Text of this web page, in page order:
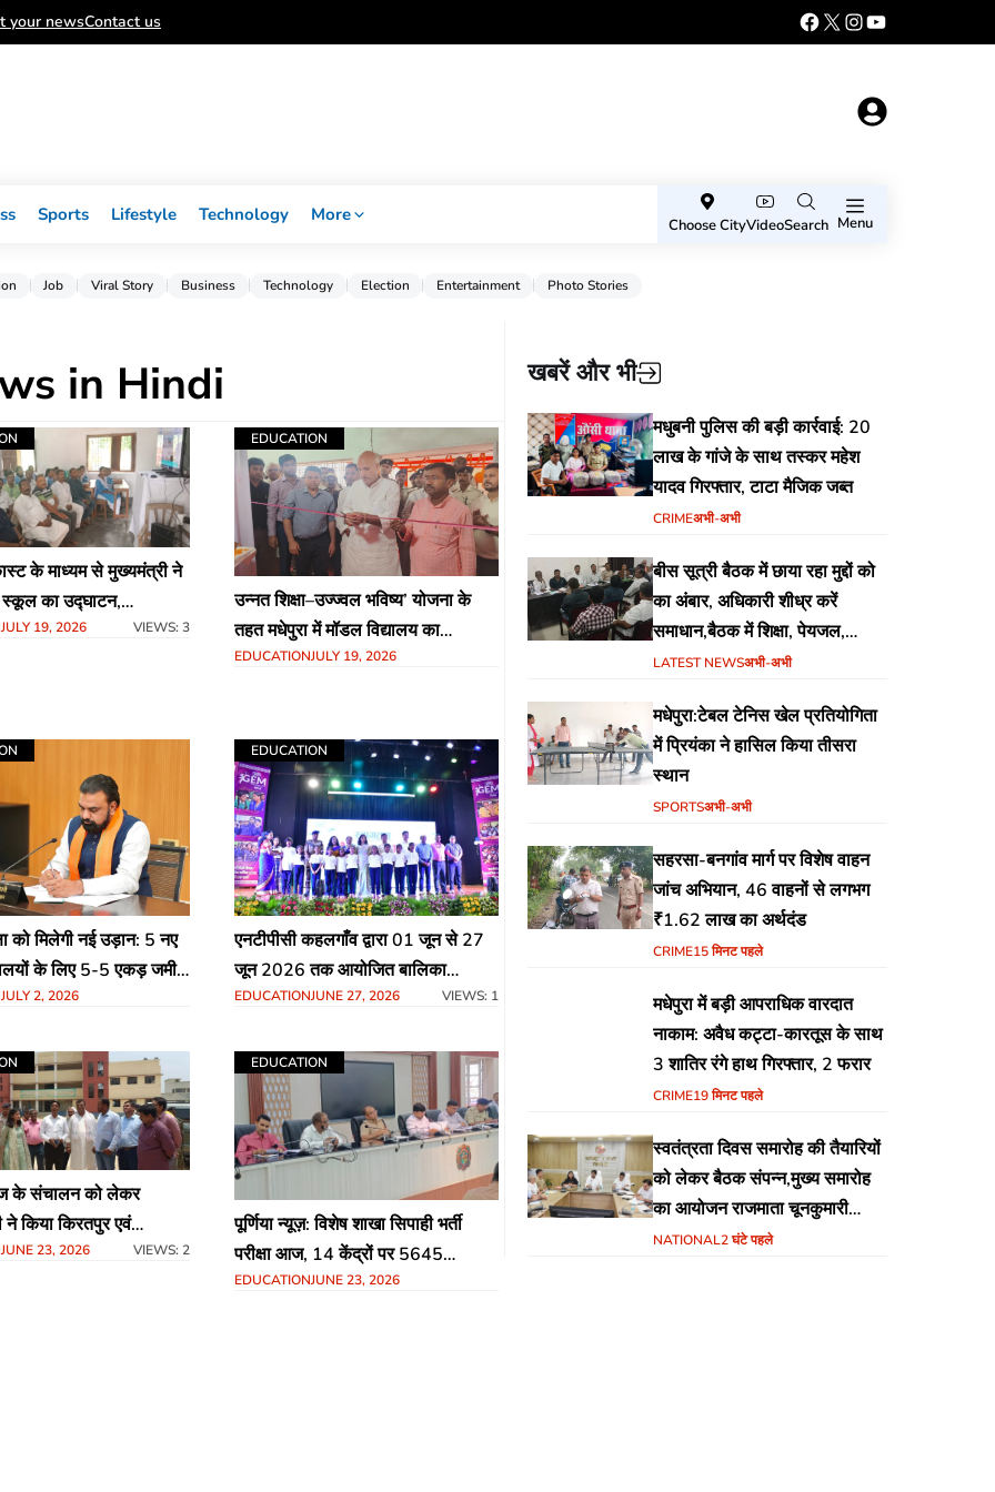
your newsContact us
Sports Lifestyle Technology More
Choose CityVideoSearch Menu
Job Viral Story Business Technology Election Entertainment Photo Stories
in Hindi
के माध्यम से मुख्यमंत्री ने
स्कूल का उद्घाटन,
टू हाई स्कूल के छह कमरों
JULY 19, 2026 VIEWS: 3
EDUCATION
उन्नत शिक्षा–उज्ज्वल भविष्य’ योजना के
तहत मधेपुरा में मॉडल विद्यालय का
शुभारंभ,स्थानीय रासबिहारी उच्च माध्यमिक
EDUCATIONJULY 19, 2026
को मिलेगी नई उड़ान: 5 नए
के लिए 5-5 एकड़ जमीन
JULY 2, 2026
EDUCATION
एनटीपीसी कहलगाँव द्वारा 01 जून से 27
जून 2026 तक आयोजित बालिका
सशक्तिकरण अभियान (Girls
2026 का भव्य समापन
EDUCATIONJUNE 27, 2026 VIEWS: 1
के संचालन को लेकर
ने किया किरतपुर एवं
अंतर्गत डिग्री कॉलेज का
JUNE 23, 2026 VIEWS: 2
EDUCATION
पूर्णिया न्यूज़: विशेष शाखा सिपाही भर्ती
परीक्षा आज, 14 केंद्रों पर 5645
परीक्षार्थी होंगे शामिल, चप्पे-चप्पे पर होगी
EDUCATIONJUNE 23, 2026
खबरें और भी
मधुबनी पुलिस की बड़ी कार्रवाई: 20
लाख के गांजे के साथ तस्कर महेश
यादव गिरफ्तार, टाटा मैजिक जब्त
CRIMEअभी-अभी
बीस सूत्री बैठक में छाया रहा मुद्दों को
का अंबार, अधिकारी शीध्र करें
समाधान,बैठक में शिक्षा, पेयजल,
जलजमाव,आवास ,व किसानों के
LATEST NEWSअभी-अभी
मधेपुरा:टेबल टेनिस खेल प्रतियोगिता
में प्रियंका ने हासिल किया तीसरा
स्थान
SPORTSअभी-अभी
सहरसा-बनगांव मार्ग पर विशेष वाहन
जांच अभियान, 46 वाहनों से लगभग
₹1.62 लाख का अर्थदंड
CRIME15 मिनट पहले
मधेपुरा में बड़ी आपराधिक वारदात
नाकाम: अवैध कट्टा-कारतूस के साथ
3 शातिर रंगे हाथ गिरफ्तार, 2 फरार
CRIME19 मिनट पहले
स्वतंत्रता दिवस समारोह की तैयारियों
को लेकर बैठक संपन्न,मुख्य समारोह
का आयोजन राजमाता चूनकुमारी
स्टेडियम बैढ़न में होगा
NATIONAL2 घंटे पहले